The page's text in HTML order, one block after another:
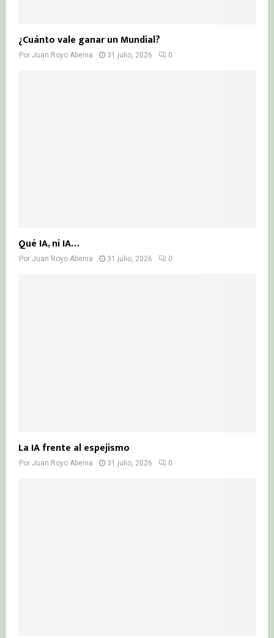
¿Cuánto vale ganar un Mundial?
Por Juan Royo Abenia 31 julio, 2026 0
Qué IA, ni IA…
Por Juan Royo Abenia 31 julio, 2026 0
La IA frente al espejismo
Por Juan Royo Abenia 31 julio, 2026 0